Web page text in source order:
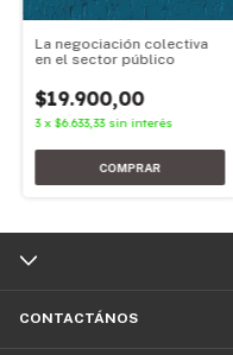
La negociación colectiva
en el sector público
$19.900,00
3 x $6.633,33 sin interés
CONTACTÁNOS